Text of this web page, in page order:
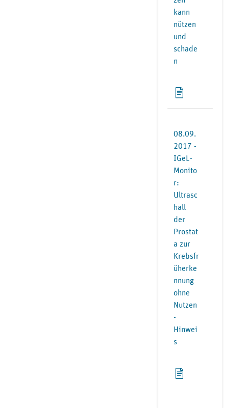
kann
nützen
und
schade
n
08.09.
2017 -
IGeL-
Monito
r:
Ultrasc
hall
der
Prostat
a zur
Krebsfr
üherke
nnung
ohne
Nutzen
-
Hinwei
s